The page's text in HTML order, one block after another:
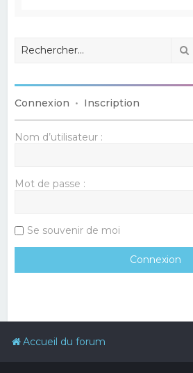
Connexion • Inscription
Nom d’utilisateur :
Mot de passe :
Se souvenir de moi
Accueil du forum